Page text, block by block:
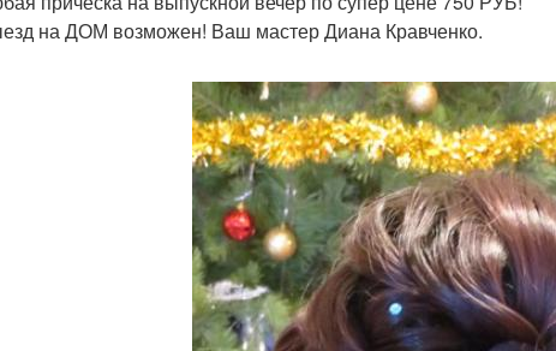
на ДОМ возможен! Ваш мастер Диана Кравченко.